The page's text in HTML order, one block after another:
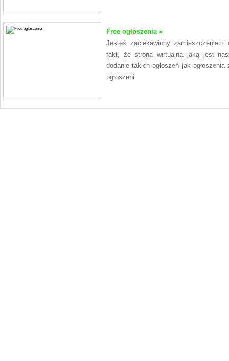
Free ogłoszenia »
Jesteś zaciekawiony zamieszczeniem
fakt, że strona wirtualna jaką jest
dodanie takich ogłoszeń jak
ogłoszeni